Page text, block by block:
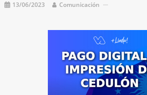
13/06/2023 Comunicación